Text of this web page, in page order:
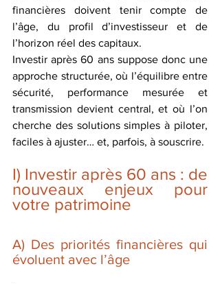
financières doivent tenir compte de
l’âge, du profil d’investisseur et de
l’horizon réel des capitaux.
Investir après 60 ans suppose donc une
approche structurée, où l’équilibre entre
sécurité, performance mesurée et
transmission devient central, et où l’on
cherche des solutions simples à piloter,
faciles à ajuster… et, parfois, à souscrire.
I) Investir après 60 ans : de
nouveaux enjeux pour
votre patrimoine
A) Des priorités financières qui
évoluent avec l’âge